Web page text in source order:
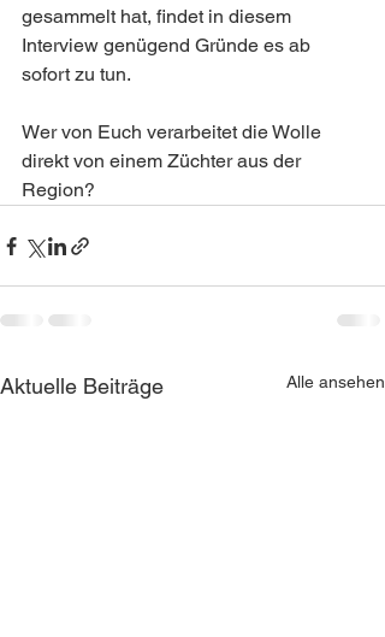
gesammelt hat, findet in diesem
Interview genügend Gründe es ab
sofort zu tun.
Wer von Euch verarbeitet die Wolle
direkt von einem Züchter aus der
Region?
Aktuelle Beiträge Alle ansehen